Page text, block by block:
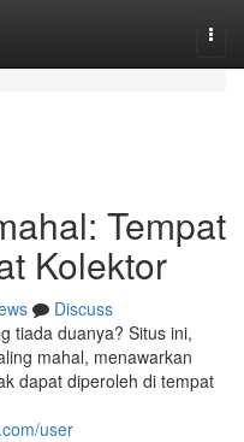
Tempat
Kolektor
Discuss
tiada duanya? Situs ini,
mahal, menawarkan
dapat diperoleh di tempat
user